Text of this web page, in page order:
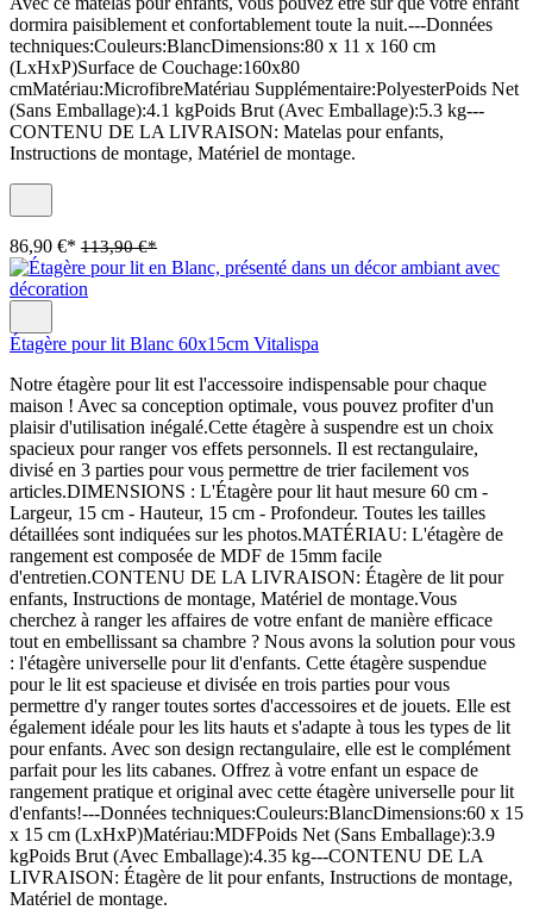
dormira paisiblement et confortablement toute la nuit.---Données
techniques:Couleurs:BlancDimensions:80 x 11 x 160 cm
(LxHxP)Surface de Couchage:160x80
cmMatériau:MicrofibreMatériau Supplémentaire:PolyesterPoids Net
(Sans Emballage):4.1 kgPoids Brut (Avec Emballage):5.3 kg---
CONTENU DE LA LIVRAISON: Matelas pour enfants,
Instructions de montage, Matériel de montage.
86,90 €* 113,90 €*
Étagère pour lit Blanc 60x15cm Vitalispa
Notre étagère pour lit est l'accessoire indispensable pour chaque
maison ! Avec sa conception optimale, vous pouvez profiter d'un
plaisir d'utilisation inégalé.Cette étagère à suspendre est un choix
spacieux pour ranger vos effets personnels. Il est rectangulaire,
divisé en 3 parties pour vous permettre de trier facilement vos
articles.DIMENSIONS : L'Étagère pour lit haut mesure 60 cm -
Largeur, 15 cm - Hauteur, 15 cm - Profondeur. Toutes les tailles
détaillées sont indiquées sur les photos.MATÉRIAU: L'étagère de
rangement est composée de MDF de 15mm facile
d'entretien.CONTENU DE LA LIVRAISON: Étagère de lit pour
enfants, Instructions de montage, Matériel de montage.Vous
cherchez à ranger les affaires de votre enfant de manière efficace
tout en embellissant sa chambre ? Nous avons la solution pour vous
: l'étagère universelle pour lit d'enfants. Cette étagère suspendue
pour le lit est spacieuse et divisée en trois parties pour vous
permettre d'y ranger toutes sortes d'accessoires et de jouets. Elle est
également idéale pour les lits hauts et s'adapte à tous les types de lit
pour enfants. Avec son design rectangulaire, elle est le complément
parfait pour les lits cabanes. Offrez à votre enfant un espace de
rangement pratique et original avec cette étagère universelle pour lit
d'enfants!---Données techniques:Couleurs:BlancDimensions:60 x 15
x 15 cm (LxHxP)Matériau:MDFPoids Net (Sans Emballage):3.9
kgPoids Brut (Avec Emballage):4.35 kg---CONTENU DE LA
LIVRAISON: Étagère de lit pour enfants, Instructions de montage,
Matériel de montage.